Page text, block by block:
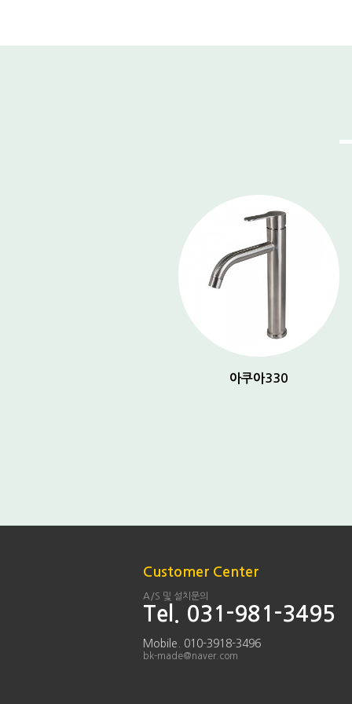
아쿠아330
Customer Center
A/S 및 설치문의
Tel. 031-981-3495
Mobile. 010-3918-3496
bk-made@naver.com